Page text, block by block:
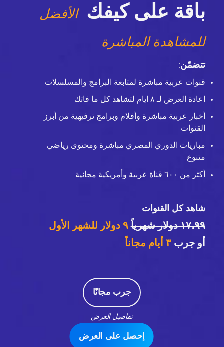
باقة على كيفك الأفضل
للمشاهدة المباشرة
تتضمّن:
قنوات عربية مباشرة لمتابعة البرامج والمسلسلات
اعادة العرض لـ ٨ ايام لتشاهد كل ما فاتك
أخبار عربية مباشرة وأفلام وبرامج ترفيهية من أبرز
القنوات
مباريات الدوري المصري مباشرة ومحتوى رياضي
متنوع
أكثر من ٦٠٠ قناة عربية وأمريكية مجانية
شاهد كل القنوات
١٧،٩٩ دولار شهرياً
٩ دولار للشهر الأول
أو جرب٣ أيام مجاناً
جرب مجانًا
تفاصيل العرض
إحصل على العرض